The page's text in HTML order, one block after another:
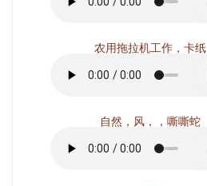
农用拖拉机工作，卡纸
自然，风，，嘶嘶蛇